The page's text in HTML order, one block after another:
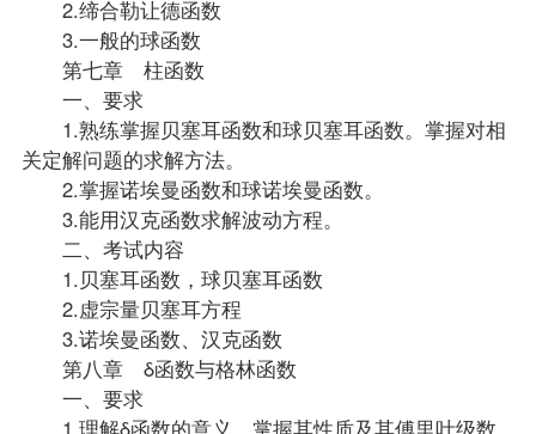
2.缔合勒让德函数
3.一般的球函数
第七章 柱函数
一、要求
1.熟练掌握贝塞耳函数和球贝塞耳函数。掌握对相
关定解问题的求解方法。
2.掌握诺埃曼函数和球诺埃曼函数。
3.能用汉克函数求解波动方程。
二、考试内容
1.贝塞耳函数，球贝塞耳函数
2.虚宗量贝塞耳方程
3.诺埃曼函数、汉克函数
第八章 δ函数与格林函数
一、要求
1.理解δ函数的意义，掌握其性质及其傅里叶级数